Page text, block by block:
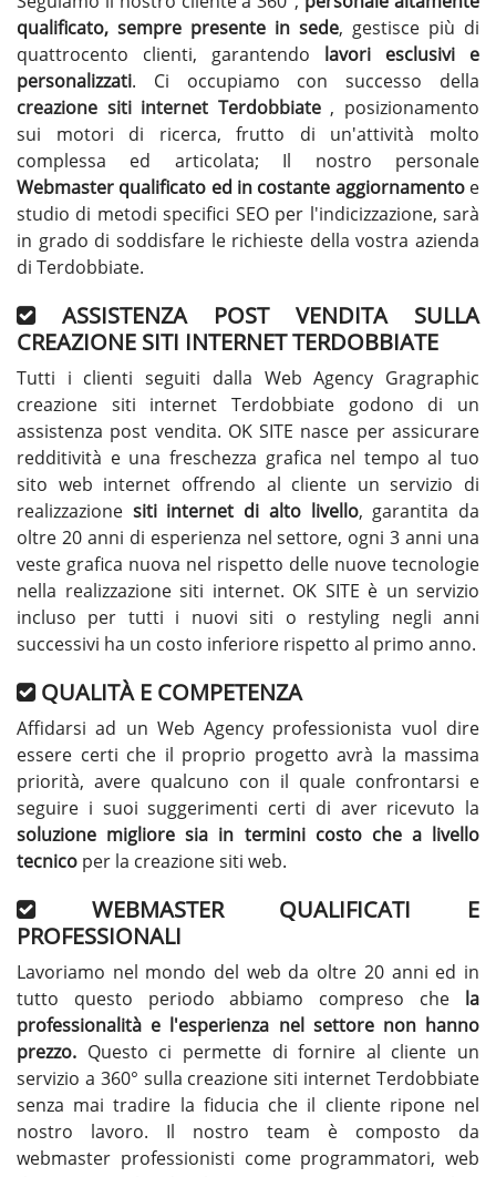
qualificato, sempre presente in sede, gestisce più di
quattrocento clienti, garantendo lavori esclusivi e
personalizzati. Ci occupiamo con successo della
creazione siti internet Terdobbiate, posizionamento
sui motori di ricerca, frutto di un'attività molto
complessa ed articolata; Il nostro personale
Webmaster qualificato ed in costante aggiornamentoe
studio di metodi specifici SEO per l'indicizzazione, sarà
in grado di soddisfare le richieste della vostra azienda
di Terdobbiate.
ASSISTENZA POST VENDITA SULLA
CREAZIONE SITI INTERNET TERDOBBIATE
Tutti i clienti seguiti dalla Web Agency Gragraphic
creazione siti internet Terdobbiate godono di un
assistenza post vendita. OK SITE nasce per assicurare
redditività e una freschezza grafica nel tempo al tuo
sito web internet offrendo al cliente un servizio di
realizzazione siti internet di alto livello, garantita da
oltre 20 anni di esperienza nel settore, ogni 3 anni una
veste grafica nuova nel rispetto delle nuove tecnologie
nella realizzazione siti internet. OK SITE è un servizio
incluso per tutti i nuovi siti o restyling negli anni
successivi ha un costo inferiore rispetto al primo anno.
QUALITÀ E COMPETENZA
Affidarsi ad un Web Agency professionista vuol dire
essere certi che il proprio progetto avrà la massima
priorità, avere qualcuno con il quale confrontarsi e
seguire i suoi suggerimenti certi di aver ricevuto la
soluzione migliore sia in termini costo che a livello
tecnico per la creazione siti web.
WEBMASTER QUALIFICATI E
PROFESSIONALI
Lavoriamo nel mondo del web da oltre 20 anni ed in
tutto questo periodo abbiamo compreso che la
professionalità e l'esperienza nel settore non hanno
prezzo. Questo ci permette di fornire al cliente un
servizio a 360° sulla creazione siti internet Terdobbiate
senza mai tradire la fiducia che il cliente ripone nel
nostro lavoro. Il nostro team è composto da
webmaster professionisti come programmatori, web